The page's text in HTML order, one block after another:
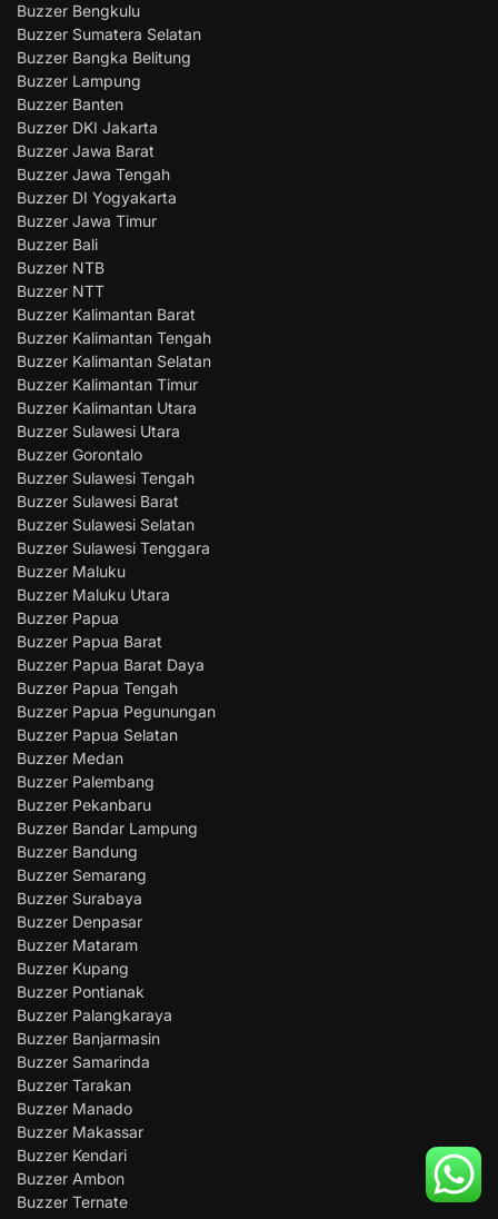
Buzzer Bengkulu
Buzzer Sumatera Selatan
Buzzer Bangka Belitung
Buzzer Lampung
Buzzer Banten
Buzzer DKI Jakarta
Buzzer Jawa Barat
Buzzer Jawa Tengah
Buzzer DI Yogyakarta
Buzzer Jawa Timur
Buzzer Bali
Buzzer NTB
Buzzer NTT
Buzzer Kalimantan Barat
Buzzer Kalimantan Tengah
Buzzer Kalimantan Selatan
Buzzer Kalimantan Timur
Buzzer Kalimantan Utara
Buzzer Sulawesi Utara
Buzzer Gorontalo
Buzzer Sulawesi Tengah
Buzzer Sulawesi Barat
Buzzer Sulawesi Selatan
Buzzer Sulawesi Tenggara
Buzzer Maluku
Buzzer Maluku Utara
Buzzer Papua
Buzzer Papua Barat
Buzzer Papua Barat Daya
Buzzer Papua Tengah
Buzzer Papua Pegunungan
Buzzer Papua Selatan
Buzzer Medan
Buzzer Palembang
Buzzer Pekanbaru
Buzzer Bandar Lampung
Buzzer Bandung
Buzzer Semarang
Buzzer Surabaya
Buzzer Denpasar
Buzzer Mataram
Buzzer Kupang
Buzzer Pontianak
Buzzer Palangkaraya
Buzzer Banjarmasin
Buzzer Samarinda
Buzzer Tarakan
Buzzer Manado
Buzzer Makassar
Buzzer Kendari
Buzzer Ambon
Buzzer Ternate